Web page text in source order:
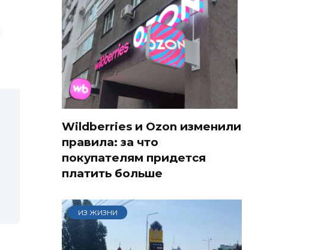
Wildberries и Ozon изменили
правила: за что
покупателям придется
платить больше
ИЗ ЖИЗНИ